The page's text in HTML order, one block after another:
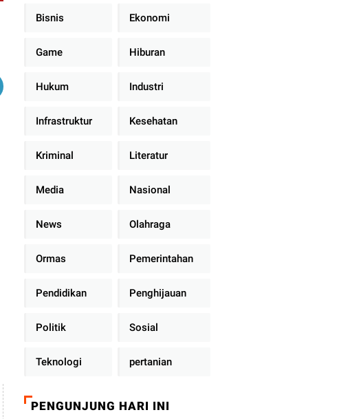
Dinas
Bisnis Ekonomi
Game Hiburan
Hukum Industri
Infrastruktur Kesehatan
Kriminal Literatur
Media Nasional
News Olahraga
Ormas Pemerintahan
Pendidikan Penghijauan
Politik Sosial
Teknologi pertanian
PENGUNJUNG HARI INI